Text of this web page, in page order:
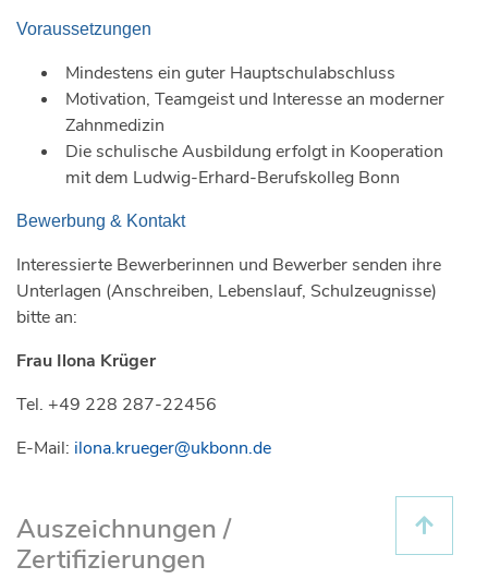
Voraussetzungen
Mindestens ein guter Hauptschulabschluss
Motivation, Teamgeist und Interesse an moderner
Zahnmedizin
Die schulische Ausbildung erfolgt in Kooperation
mit dem Ludwig-Erhard-Berufskolleg Bonn
Bewerbung & Kontakt
Interessierte Bewerberinnen und Bewerber senden ihre
Unterlagen (Anschreiben, Lebenslauf, Schulzeugnisse)
bitte an:
Frau Ilona Krüger
Tel. +49 228 287-22456
E-Mail: ilona.krueger@ukbonn.de
Auszeichnungen /
Zertifizierungen